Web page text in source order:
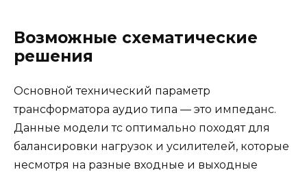
Возможные схематические
решения
Основной технический параметр
трансформатора аудио типа — это импеданс.
Данные модели тс оптимально походят для
балансировки нагрузок и усилителей, которые
несмотря на разные входные и выходные